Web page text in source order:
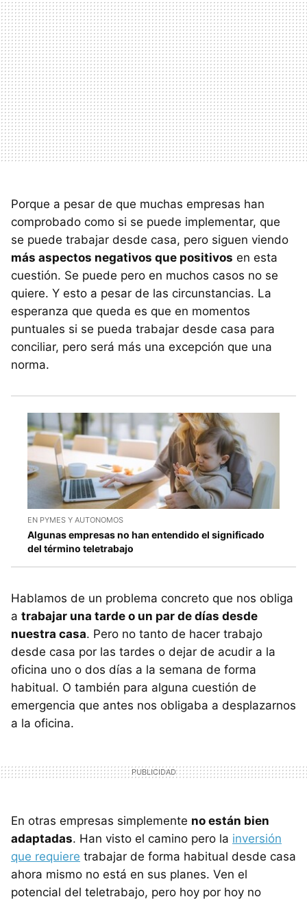
Porque a pesar de que muchas empresas han
comprobado como si se puede implementar, que
se puede trabajar desde casa, pero siguen viendo
más aspectos negativos que positivos en esta
cuestión. Se puede pero en muchos casos no se
quiere. Y esto a pesar de las circunstancias. La
esperanza que queda es que en momentos
puntuales si se pueda trabajar desde casa para
conciliar, pero será más una excepción que una
norma.
EN PYMES Y AUTONOMOS
Algunas empresas no han entendido el significado
del término teletrabajo
Hablamos de un problema concreto que nos obliga
a trabajar una tarde o un par de días desde
nuestra casa. Pero no tanto de hacer trabajo
desde casa por las tardes o dejar de acudir a la
oficina uno o dos días a la semana de forma
habitual. O también para alguna cuestión de
emergencia que antes nos obligaba a desplazarnos
a la oficina.
En otras empresas simplemente no están bien
adaptadas. Han visto el camino pero la inversión
que requiere trabajar de forma habitual desde casa
ahora mismo no está en sus planes. Ven el
potencial del teletrabajo, pero hoy por hoy no